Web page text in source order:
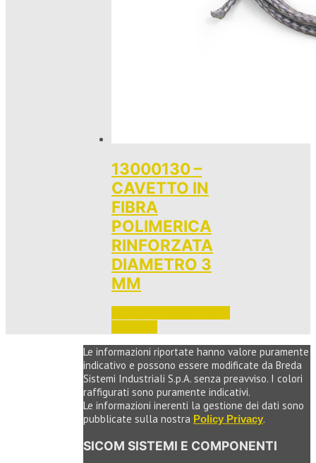
13000130 –
CAVETTO IN
FIBRA
POLIMERICA
RINFORZATA
DIAMETRO 3
MM
Le informazioni riportate hanno valore puramente
indicativo e possono essere modificate da Breda
Sistemi Industriali S.p.A. senza preavviso. I colori
raffigurati sono puramente indicativi.
Le informazioni inerenti la gestione dei dati sono
pubblicate sulla nostra Policy Privacy.
SICOM SISTEMI E COMPONENTI